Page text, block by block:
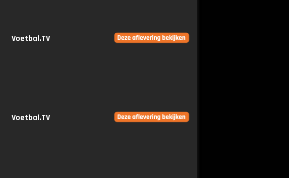
Voetbal.TV
Voetbal.TV